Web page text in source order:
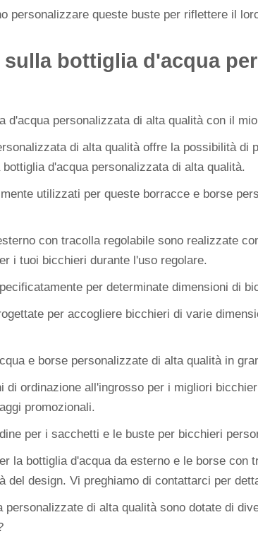
personalizzare queste buste per riflettere il
bottiglia d'acqua
d'acqua personalizzata di alta qualità con il
di alta qualità offre la possibilità
d'acqua personalizzata di alta qualità.
utilizzati per queste borracce e borse
con tracolla regolabile sono realizzate
i tuoi bicchieri durante l'uso regolare.
per determinate dimensioni di
per accogliere bicchieri di varie
e borse personalizzate di alta qualità in
di ordinazione all'ingrosso per i migliori
promozionali.
per i sacchetti e le buste per bicchieri
la bottiglia d'acqua da esterno e le borse con
del design. Vi preghiamo di contattarci per
personalizzate di alta qualità sono dotate di